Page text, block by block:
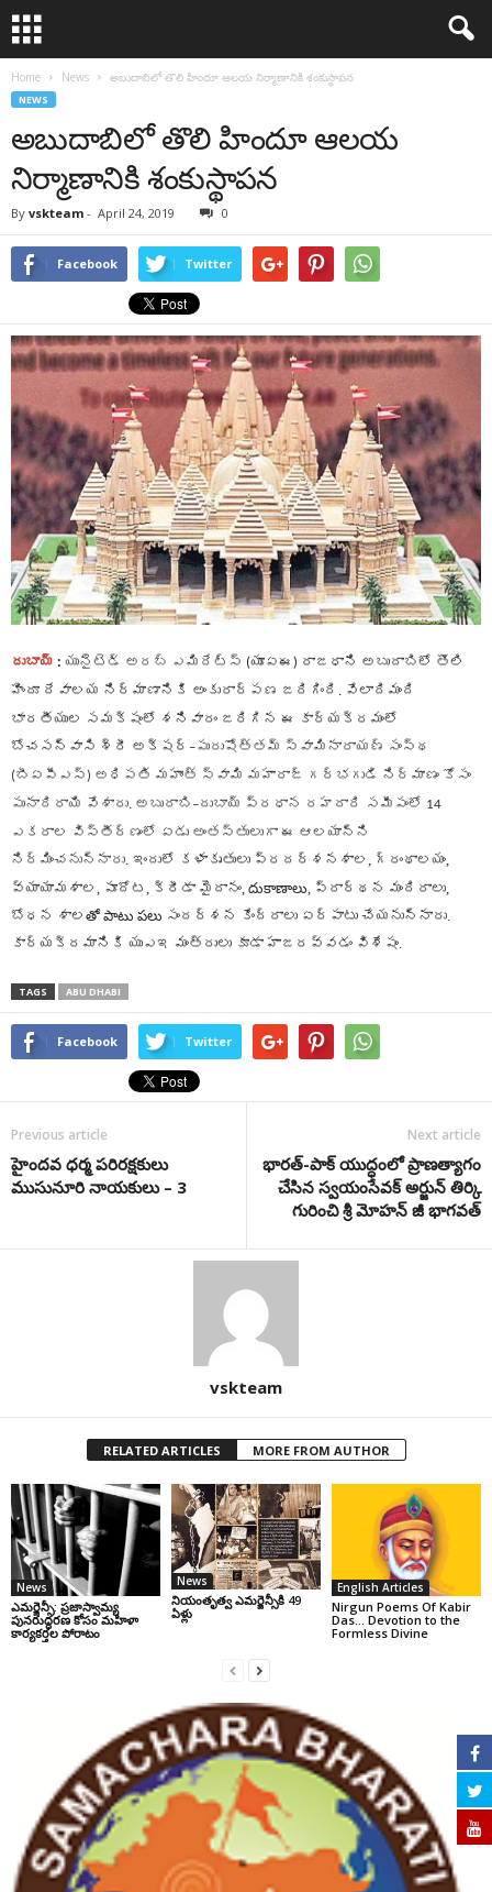
Home News అబుదాబిలో తొలి హిందూ ఆలయ నిర్మాణానికి శంకుస్థాపన
NEWS
అబుదాబిలో తొలి హిందూ ఆలయ
నిర్మాణానికి శంకుస్థాపన
By vskteam - April 24, 2019 0
Facebook Twitter
దుబాయ్‌ : యునైటెడ్‌ అరబ్‌ ఎమిరేట్స్‌ (యూఏఈ ) రాజధాని అబుదాబిలో తొలి
హిందూ దేవాలయ నిర్మాణానికి అంకురార్పణ జరిగింది . వేలాదిమంది
భారతీయుల సమక్షంలో శనివారం జరిగిన ఈ కార్యక్రమంలో
బోచసన్‌వాసి శ్రీ అక్షర్‌ –పురుషోత్తమ్‌ స్వామినారాయణ్‌ సంస్థ
(బీఏపీఎస్‌ ) అధిపతి మహాంత్‌ స్వామి మహారాజ్‌ గర్భగుడి నిర్మాణం కోసం
పునాదిరాయి వేశారు. అబుదాబి –దుబాయ్‌ ప్రధాన రహదారి సమీపంలో 14
ఎకరాల విస్తీర్ణంలో ఏడు అంతస్తులుగా ఈ ఆలయాన్ని
నిర్మించనున్నారు. ఇందులో కళాకృతులు ప్రదర్శనశాల , గ్రంథాలయం,
వ్యాయామశాల , పూదోట , క్రీడా మైదానం, దుకాణాలు, ప్రార్థన మందిరాలు,
బోధన శాల తో పాటు పలు సందర్శన కేంద్రాలు ఏర్పాటు చేయనున్నారు.
కార్యక్రమానికి యుఎఇ మంత్రులు కూడా హాజ రవ్వడం విశేషం.
TAGS ABU DHABI
Facebook Twitter
Previous article
హైందవ ధర్మ పరిరక్షకులు
ముసునూరి నాయకులు – 3
Next article
భారత్-పాక్ యుద్ధంలో ప్రాణత్యాగం
చేసిన స్వయంసేవక్ అర్జున్ తిర్కి
గురించి శ్రీ మోహన్ జీ భాగవత్
vskteam
RELATED ARTICLES MORE FROM AUTHOR
News
ఎమర్జెన్సీ: ప్రజాస్వామ్య
పునరుద్ధరణ కోసం మహిళా
కార్యకర్తల పోరాటం
News
నియంతృత్వ ఎమర్జెన్సీకి 49
ఏళ్లు
English Articles
Nirgun Poems Of Kabir
Das… Devotion to the
Formless Divine